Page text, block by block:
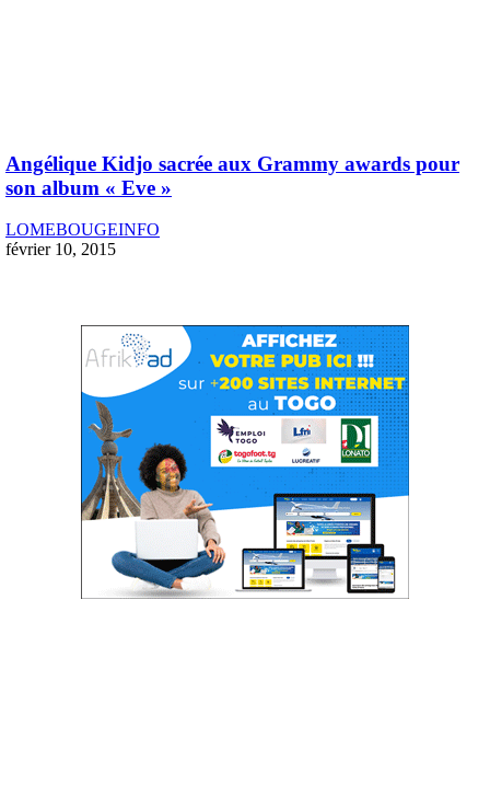
Angélique Kidjo sacrée aux Grammy awards pour
son album « Eve »
LOMEBOUGEINFO
février 10, 2015